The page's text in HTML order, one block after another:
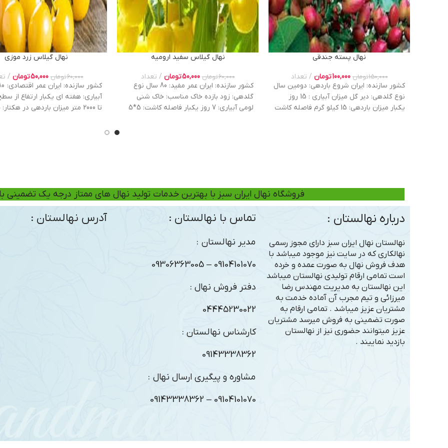
نهال پسته جندقی
150,000تومان 100,000تومان
تعداد
کشور سازنده: ایران شروع باردهی: دومین سال
نوع گلدهی: دیر گل میزان آبیاری : 15 روز
یکبار میزان باردهی: 15 کیلو گرم فاصله کاشت
نهال گیلاس سفید ارومیه
60,000تومان 50,000تومان
تعداد
کشور سازنده: ایران عمر مفید: 80 سال نوع
گلدهی: زود بازده خاک مناسب: خاک شنی
لومی آبیاری: 7 روز یکبار فاصله کاشت: 5*5
نهال گیلاس زرد موزی
60,000تومان 50,000تومان
فروشگاه نهال ایران سبز با بهترین خدمات تولید نهال های ممتاز درجه یک تضمینی
درباره نهالستان :
نهالستان نهال ایران سبز دارای مجوز رسمی
نهالکاری که در سایت نیز موجود میباشد با
هدف فروش نهال به صورت عمده و خرده
است تمامی ارقام تولیدی نهالستان میباشد
این نهالستان به مدیریت مهندس رضا
میرزائی و تیم مجرب آن آماده خدمت به
مشتریان عزیز میباشد . تمامی ارقام به
صورت تضمینی به فروش میرسد مشتریان
عزیز میتوانند حضوری نیز از نهالستان
بازدید نماییند .
تماس با نهالستان :
مدیر نهالستان :
09104101070 – 09306363005
دفتر فروش نهال :
04445230022
کارشناس نهالستان :
09143338362
مشاوره و پیگیری ارسال نهال :
09104101070 – 09143338362
آدرس نهالستان :